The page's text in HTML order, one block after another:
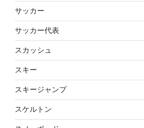
サッカー
サッカー代表
スカッシュ
スキー
スキージャンプ
スケルトン